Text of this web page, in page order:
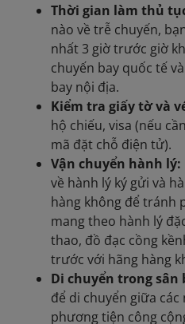
Thời gian làm thủ
nào về trễ chuyến,
nhất 3 giờ trước giờ
chuyến bay quốc tế
bay nội địa.
Kiểm tra giấy tờ và
hộ chiếu, visa (nếu
mã đặt chỗ điện tử).
Vận chuyển hành lý:
về hành lý ký gửi và
hàng không để tránh
mang theo hành lý
thao, đồ đạc cồng
trước với hãng hàng
Di chuyển trong sân
để di chuyển giữa các
phương tiện công